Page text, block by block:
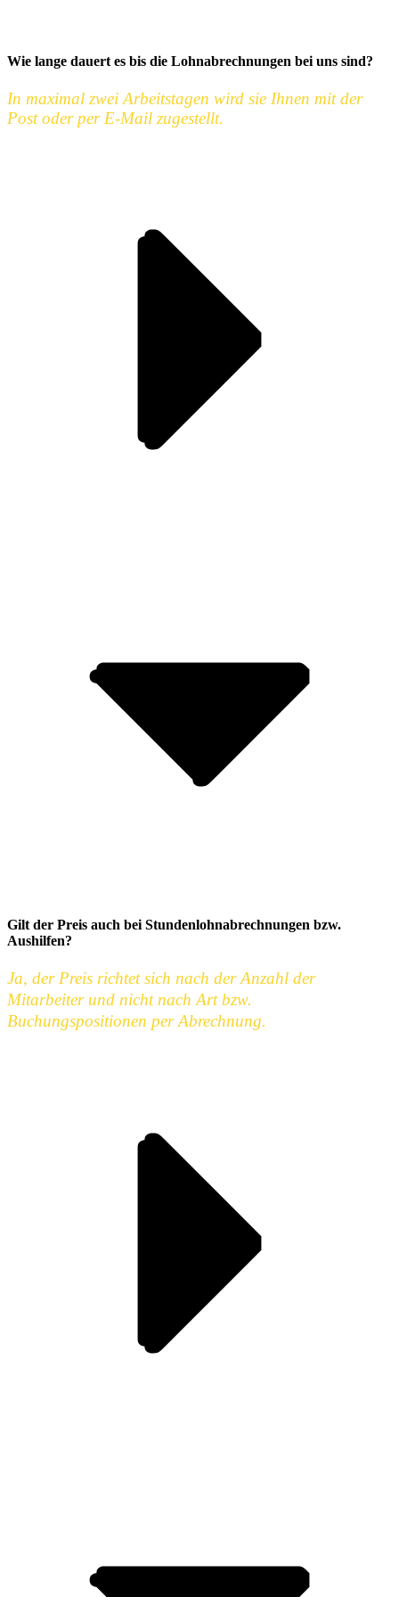
Wie lange dauert es bis die Lohnabrechnungen bei uns sind?
In maximal zwei Arbeitstagen wird sie Ihnen mit der
Post oder per E-Mail zugestellt.
Gilt der Preis auch bei Stundenlohnabrechnungen bzw.
Aushilfen?
Ja, der Preis richtet sich nach der Anzahl der
Mitarbeiter und nicht nach Art bzw.
Buchungspositionen per Abrechnung.